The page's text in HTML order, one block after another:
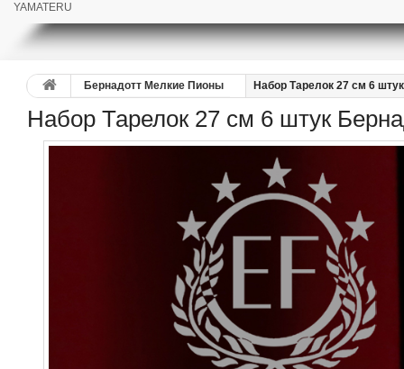
YAMATERU
Бернадотт Мелкие Пионы Набор Тарелок 27 см 6
Набор Тарелок 27 см 6 штук